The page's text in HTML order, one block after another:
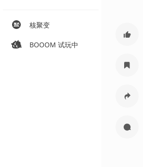
核聚变
BOOOM 试玩中